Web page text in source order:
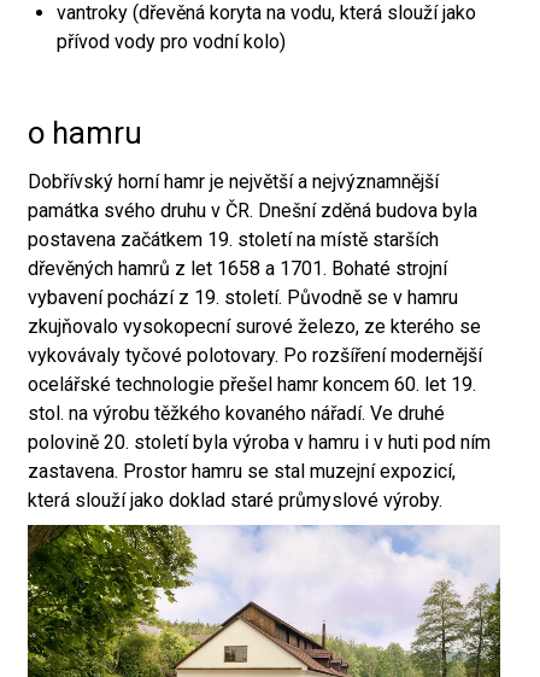
vantroky (dřevěná koryta na vodu, která slouží jako
přívod vody pro vodní kolo)
o hamru
Dobřívský horní hamr je největší a nejvýznamnější
památka svého druhu v ČR. Dnešní zděná budova byla
postavena začátkem 19. století na místě starších
dřevěných hamrů z let 1658 a 1701. Bohaté strojní
vybavení pochází z 19. století. Původně se v hamru
zkujňovalo vysokopecní surové železo, ze kterého se
vykovávaly tyčové polotovary. Po rozšíření modernější
ocelářské technologie přešel hamr koncem 60. let 19.
stol. na výrobu těžkého kovaného nářadí. Ve druhé
polovině 20. století byla výroba v hamru i v huti pod ním
zastavena. Prostor hamru se stal muzejní expozicí,
která slouží jako doklad staré průmyslové výroby.